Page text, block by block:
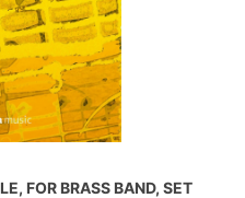
FOR BRASS BAND, SET